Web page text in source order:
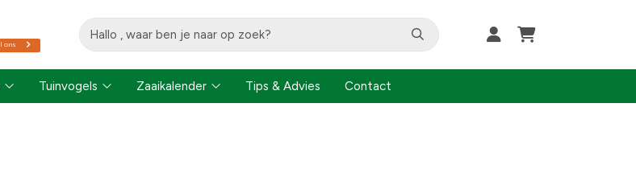
Tuinvogels Zaaikalender Tips & Advies Contact